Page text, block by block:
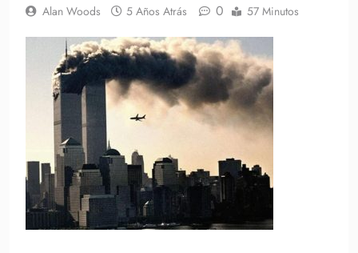
Alan Woods 5 Años Atrás 0 57 Minutos